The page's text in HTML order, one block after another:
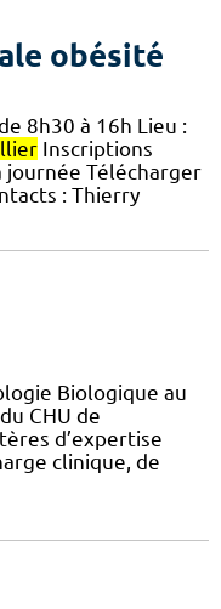
obésité
8h30 à 16h Lieu :
Inscriptions
journée Télécharger
: Thierry
Biologique au
CHU de
d’expertise
clinique, de